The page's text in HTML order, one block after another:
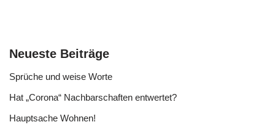
Neueste Beiträge
Sprüche und weise Worte
Hat „Corona“ Nachbarschaften entwertet?
Hauptsache Wohnen!